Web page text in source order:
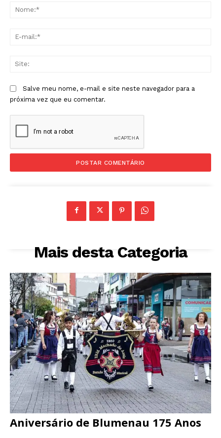
Salve meu nome, e-mail e site neste navegador para a
próxima vez que eu comentar.
Mais desta Categoria
Aniversário de Blumenau 175 Anos